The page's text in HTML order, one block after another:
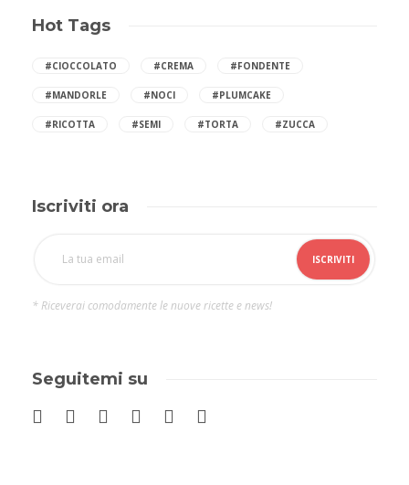
Hot Tags
#CIOCCOLATO #CREMA #FONDENTE
#MANDORLE #NOCI #PLUMCAKE
#RICOTTA #SEMI #TORTA #ZUCCA
Iscriviti ora
* Riceverai comodamente le nuove ricette e news!
Seguitemi su